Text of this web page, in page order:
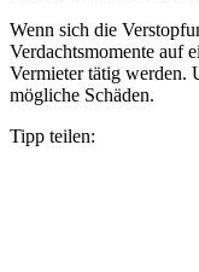
Wenn sich die
Verdachtsmomente auf
Vermieter tätig werden.
mögliche Schäden.
Tipp teilen: